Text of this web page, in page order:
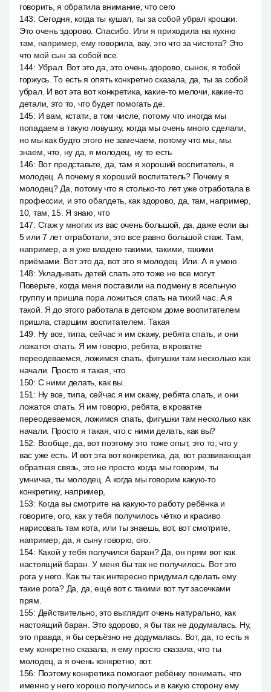
говорить, я обратила внимание, что сего
143: Сегодня, когда ты кушал, ты за собой убрал крошки.
Это очень здорово. Спасибо. Или я приходила на кухню
там, например, ему говорила, вау, это что за чистота? Это
что мой сын за собой все.
144: Убрал. Вот это да, это очень здорово, сынок, я тобой
горжусь. То есть я опять конкретно сказала, да, ты за собой
убрал. И вот эта вот конкретика, какие-то мелочи, какие-то
детали, это то, что будет помогать де.
145: И вам, кстати, в том числе, потому что иногда мы
попадаем в такую ловушку, когда мы очень много сделали,
но мы как будто этого не замечаем, потому что мы, мы
знаем, что, ну да, я молодец, ну то есть
146: Вот представьте, да, там я хороший воспитатель, я
молодец. А почему я хороший воспитатель? Почему я
молодец? Да, потому что я столько-то лет уже отработала в
профессии, и это обалдеть, как здорово, да, там, например,
10, там, 15. Я знаю, что
147: Стаж у многих из вас очень большой, да, даже если вы
5 или 7 лет отработали, это все равно большой стаж. Там,
например, а я уже владею такими, такими, такими
приёмами. Вот это да, вот это я молодец. Или. А я умею.
148: Укладывать детей спать это тоже не все могут.
Поверьте, когда меня поставили на подмену в ясельную
группу и пришла пора ложиться спать на тихий час. А я
такой. Я до этого работала в детском доме воспитателем
пришла, старшим воспитателем. Такая
149: Ну все, типа, сейчас я им скажу, ребята спать, и они
ложатся спать. Я им говорю, ребята, в кроватке
переодеваемся, ложимся спать, фигушки там несколько как
начали. Просто я такая, что
150: С ними делать, как вы.
151 : Ну все, типа, сейчас я им скажу, ребята спать, и они
ложатся спать. Я им говорю, ребята, в кроватке
переодеваемся, ложимся спать, фигушки там несколько как
начали. Просто я такая, что с ними делать, как вы?
152: Вообще, да, вот поэтому это тоже опыт, это то, что у
вас уже есть. И вот эта вот конкретика, да, вот развивающая
обратная связь, это не просто когда мы говорим, ты
умничка, ты молодец. А когда мы говорим какую-то
конкретику, например,
153: Когда вы смотрите на какую-то работу ребёнка и
говорите, ого, как у тебя получилось чётко и красиво
нарисовать там кота, или ты знаешь, вот, вот смотрите,
например, да, я сыну говорю, ого.
154: Какой у тебя получился баран? Да, он прям вот как
настоящий баран. У меня бы так не получилось. Вот это
рога у него. Как ты так интересно придумал сделать ему
такие рога? Да, да, ещё вот с такими вот тут засечками
прям.
155: Действительно, это выглядит очень натурально, как
настоящий баран. Это здорово, я бы так не додумалась. Ну,
это правда, я бы серьёзно не додумалась. Вот, да, то есть я
ему конкретно сказала, я ему просто сказала, что ты
молодец, а я очень конкретно, вот.
156: Поэтому конкретика помогает ребёнку понимать, что
именно у него хорошо получилось и в какую сторону ему